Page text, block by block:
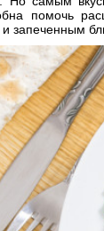
помочь
запеченным